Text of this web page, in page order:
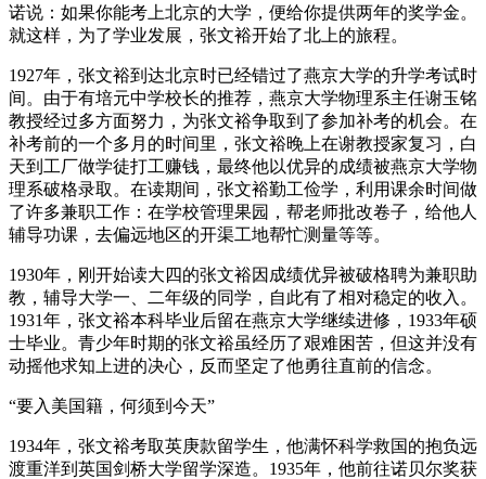
诺说：如果你能考上北京的大学，便给你提供两年的奖学金。
就这样，为了学业发展，张文裕开始了北上的旅程。
1927年，张文裕到达北京时已经错过了燕京大学的升学考试时
间。由于有培元中学校长的推荐，燕京大学物理系主任谢玉铭
教授经过多方面努力，为张文裕争取到了参加补考的机会。在
补考前的一个多月的时间里，张文裕晚上在谢教授家复习，白
天到工厂做学徒打工赚钱，最终他以优异的成绩被燕京大学物
理系破格录取。在读期间，张文裕勤工俭学，利用课余时间做
了许多兼职工作：在学校管理果园，帮老师批改卷子，给他人
辅导功课，去偏远地区的开渠工地帮忙测量等等。
1930年，刚开始读大四的张文裕因成绩优异被破格聘为兼职助
教，辅导大学一、二年级的同学，自此有了相对稳定的收入。
1931年，张文裕本科毕业后留在燕京大学继续进修，1933年硕
士毕业。青少年时期的张文裕虽经历了艰难困苦，但这并没有
动摇他求知上进的决心，反而坚定了他勇往直前的信念。
“要入美国籍，何须到今天”
1934年，张文裕考取英庚款留学生，他满怀科学救国的抱负远
渡重洋到英国剑桥大学留学深造。1935年，他前往诺贝尔奖获